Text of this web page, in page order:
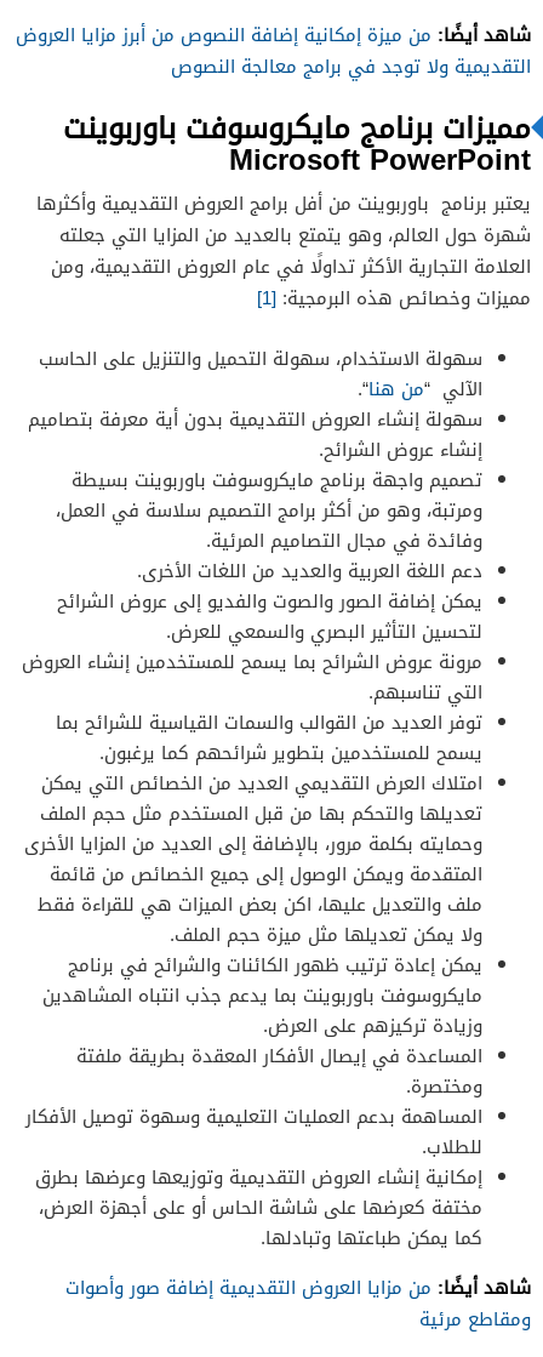
شاهد أيضًا: من ميزة إمكانية إضافة النصوص من أبرز مزايا العروض
التقديمية ولا توجد في برامج معالجة النصوص
مميزات برنامج مايكروسوفت باوربوينت
Microsoft PowerPoint
يعتبر برنامج باوربوينت من أفل برامج العروض التقديمية وأكثرها
شهرة حول العالم، وهو يتمتع بالعديد من المزايا التي جعلته
العلامة التجارية الأكثر تداولًا في عام العروض التقديمية، ومن
مميزات وخصائص هذه البرمجية: [1]
سهولة الاستخدام، سهولة التحميل والتنزيل على الحاسب
الآلي “من هنا“.
سهولة إنشاء العروض التقديمية بدون أية معرفة بتصاميم
إنشاء عروض الشرائح.
تصميم واجهة برنامج مايكروسوفت باوربوينت بسيطة
ومرتبة، وهو من أكثر برامج التصميم سلاسة في العمل،
وفائدة في مجال التصاميم المرئية.
دعم اللغة العربية والعديد من اللغات الأخرى.
يمكن إضافة الصور والصوت والفديو إلى عروض الشرائح
لتحسين التأثير البصري والسمعي للعرض.
مرونة عروض الشرائح بما يسمح للمستخدمين إنشاء العروض
التي تناسبهم.
توفر العديد من القوالب والسمات القياسية للشرائح بما
يسمح للمستخدمين بتطوير شرائحهم كما يرغبون.
امتلاك العرض التقديمي العديد من الخصائص التي يمكن
تعديلها والتحكم بها من قبل المستخدم مثل حجم الملف
وحمايته بكلمة مرور، بالإضافة إلى العديد من المزايا الأخرى
المتقدمة ويمكن الوصول إلى جميع الخصائص من قائمة
ملف والتعديل عليها، اكن بعض الميزات هي للقراءة فقط
ولا يمكن تعديلها مثل ميزة حجم الملف.
يمكن إعادة ترتيب ظهور الكائنات والشرائح في برنامج
مايكروسوفت باوربوينت بما يدعم جذب انتباه المشاهدين
وزيادة تركيزهم على العرض.
المساعدة في إيصال الأفكار المعقدة بطريقة ملفتة
ومختصرة.
المساهمة بدعم العمليات التعليمية وسهوة توصيل الأفكار
للطلاب.
إمكانية إنشاء العروض التقديمية وتوزيعها وعرضها بطرق
مختفة كعرضها على شاشة الحاس أو على أجهزة العرض،
كما يمكن طباعتها وتبادلها.
شاهد أيضًا: من مزايا العروض التقديمية إضافة صور وأصوات
ومقاطع مرئية